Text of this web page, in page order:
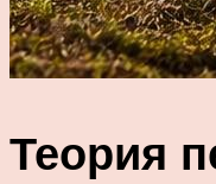
Теория